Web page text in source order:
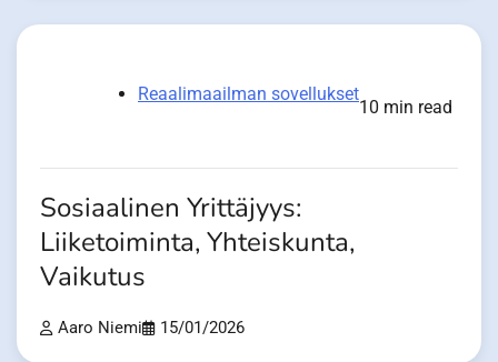
Reaalimaailman sovellukset
10 min read
Sosiaalinen Yrittäjyys:
Liiketoiminta, Yhteiskunta,
Vaikutus
Aaro Niemi 15/01/2026